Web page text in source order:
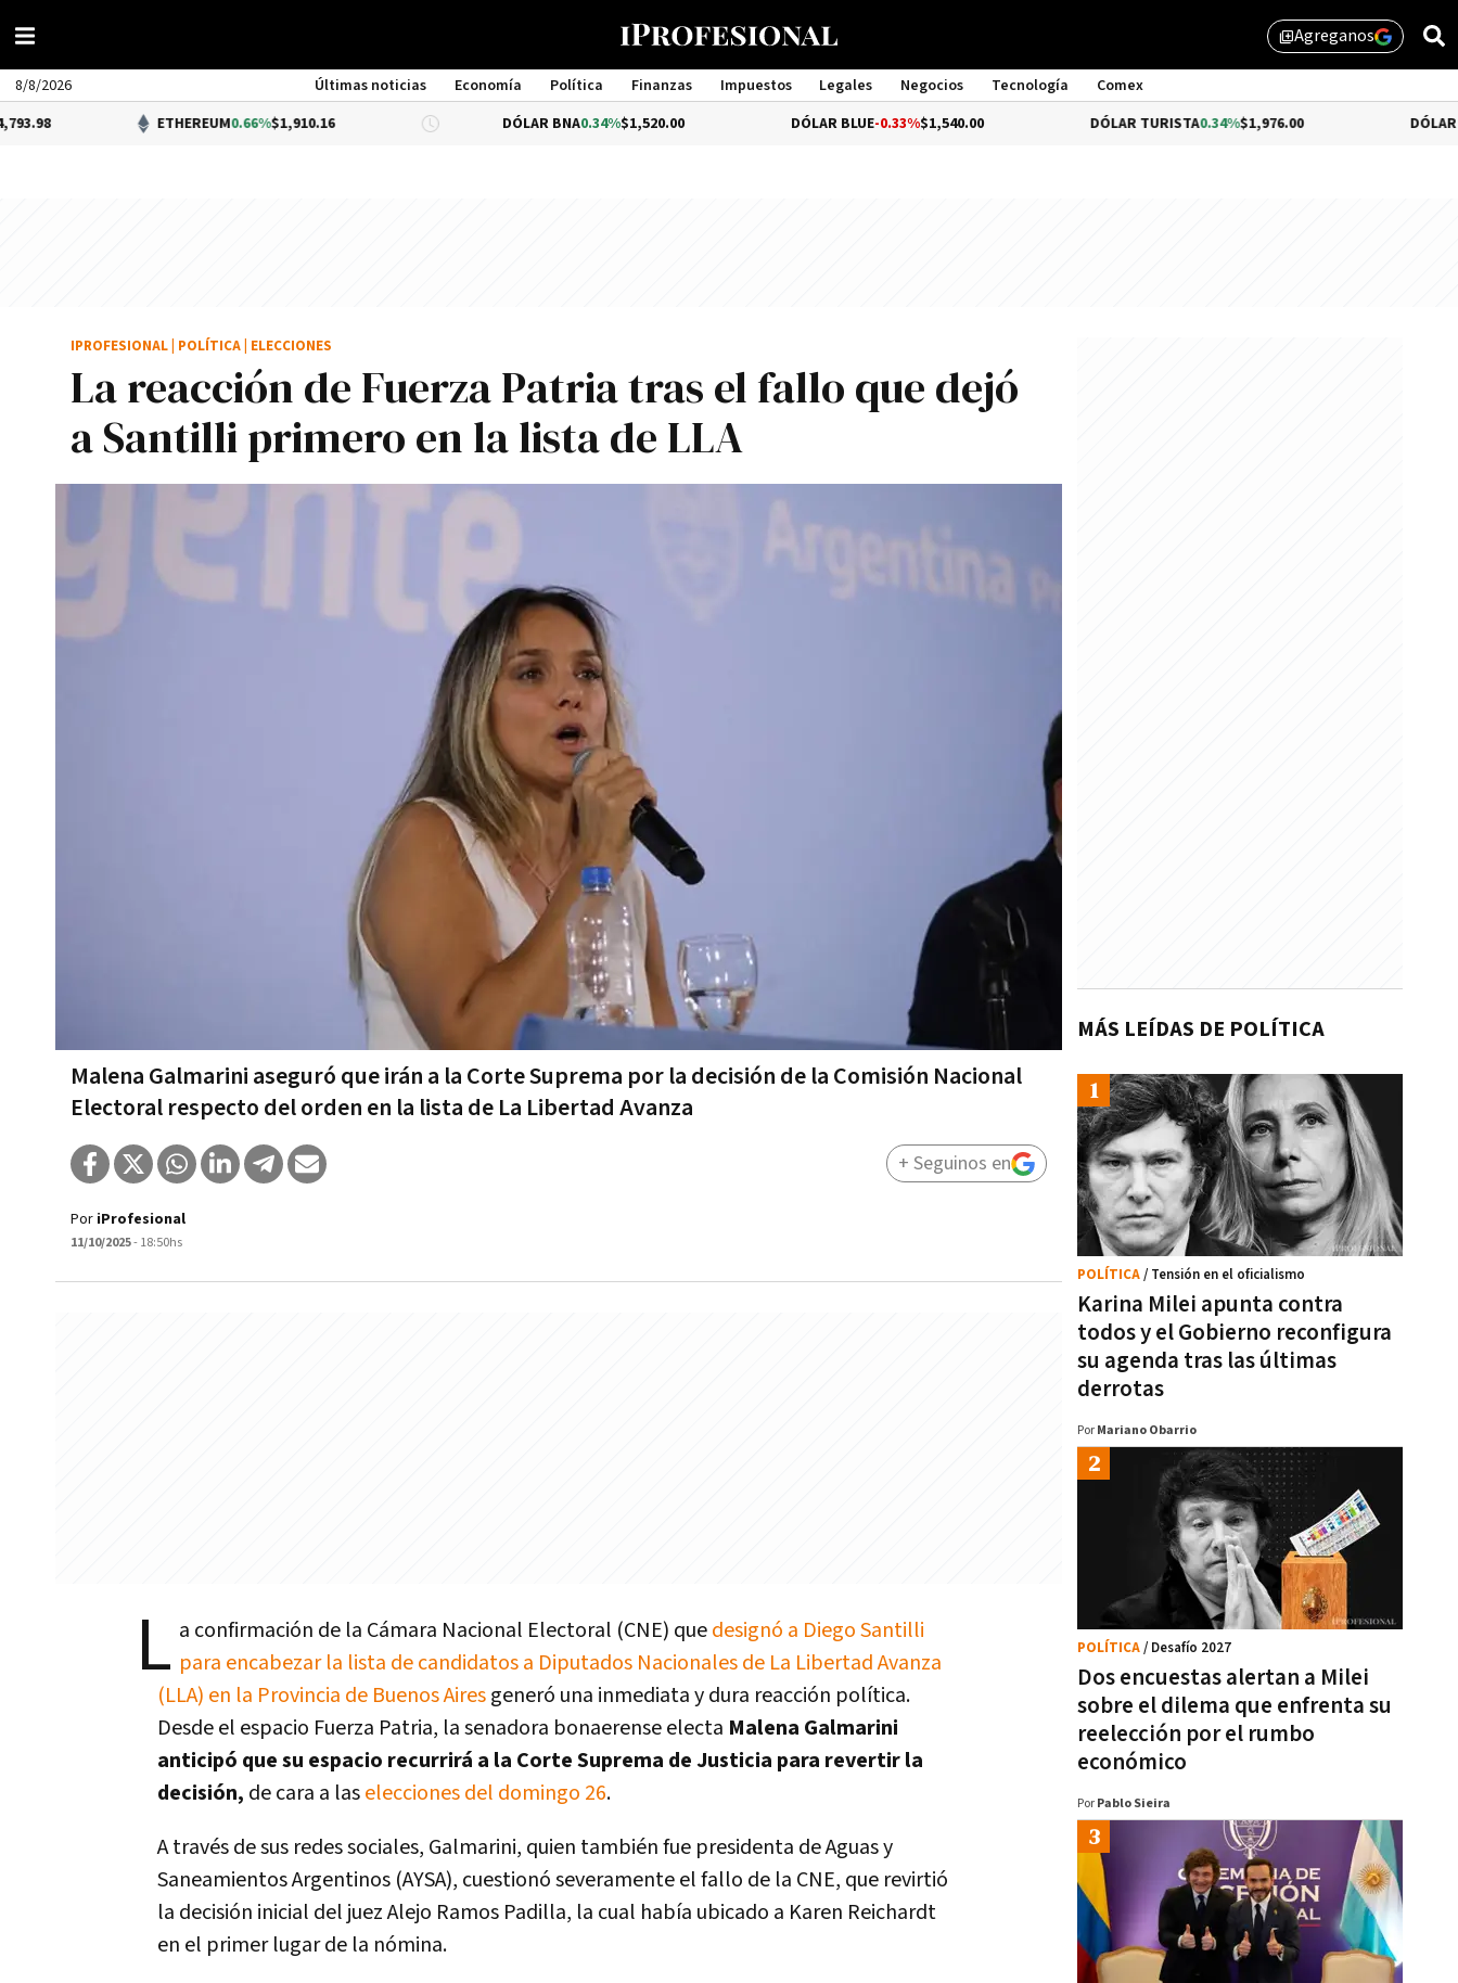
library_addAgreganos
8/8/2026 Últimas noticias Economía Política Finanzas Impuestos Legales Negocios Tecnología
Comex
Management
ETHEREUM0.66%$1,910.16 DÓLAR BNA0.34% $1,520.00 DÓLAR BLUE-0.33%$1,540.00 DÓLAR TURISTA0.34%$1,976.00 DÓLAR MEP
La reacción de Fuerza Patria tras el fallo que dejó
a Santilli primero en la lista de LLA
Malena Galmarini aseguró que irán a la Corte Suprema por la decisión de la Comisión Nacional
Electoral respecto del orden en la lista de La Libertad Avanza
IPROFESIONAL POLÍTICA ELECCIONES
Por iProfesional
11/10/2025- 18:50hs
+ Seguinos en
L a confirmación de la Cámara Nacional Electoral (CNE) quedesignó a Diego Santilli
para encabezar la lista de candidatos a Diputados Nacionales de La Libertad Avanza
(LLA) en la Provincia de Buenos Airesgeneró una inmediata y dura reacción política.
Desde el espacio Fuerza Patria, la senadora bonaerense electa Malena Galmarini
anticipó que su espacio recurrirá a la Corte Suprema de Justicia para revertir la
decisión, de cara a laselecciones del domingo 26.
A través de sus redes sociales, Galmarini, quien también fue presidenta de Aguas y
Saneamientos Argentinos (AYSA), cuestionó severamente el fallo de la CNE, que revirtió
la decisión inicial del juez Alejo Ramos Padilla, la cual había ubicado a Karen Reichardt
en el primer lugar de la nómina.
MÁS LEÍDAS DE POLÍTICA
Karina Milei apunta contra
todos y el Gobierno reconfigura
su agenda tras las últimas
derrotas
POLÍTICA/ Tensión en el oficialismo
Por Mariano Obarrio
Dos encuestas alertan a Milei
sobre el dilema que enfrenta su
reelección por el rumbo
económico
POLÍTICA/ Desafío 2027
Por Pablo Sieira